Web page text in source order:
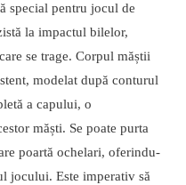
special pentru jocul de
la impactul bilelor,
se trage. Corpul măștii
modelat după conturul
a capului, o
măști. Se poate purta
poartă ochelari, oferindu-
jocului. Este imperativ să